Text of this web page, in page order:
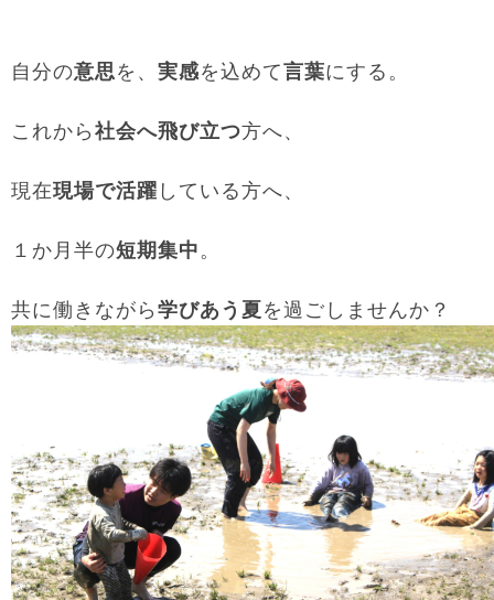
自分の意思を、 実感を込めて言葉にする。
これから 社会へ飛び立つ方へ、
現在現場で活躍 している方へ、
１か月半の短期集中。
共に働きながら 学びあう夏 を過ごしませんか？